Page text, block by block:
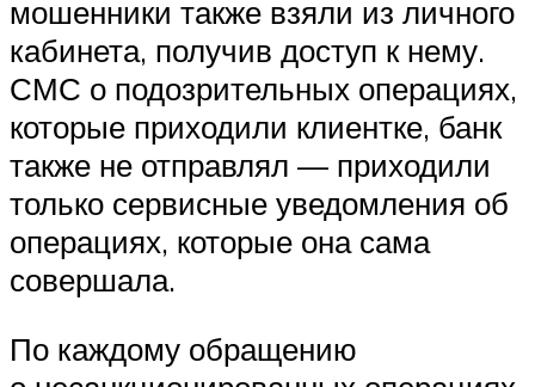
мошенники также взяли из личного
кабинета, получив доступ к нему.
СМС о подозрительных операциях,
которые приходили клиентке, банк
также не отправлял — приходили
только сервисные уведомления об
операциях, которые она сама
совершала.
По каждому обращению